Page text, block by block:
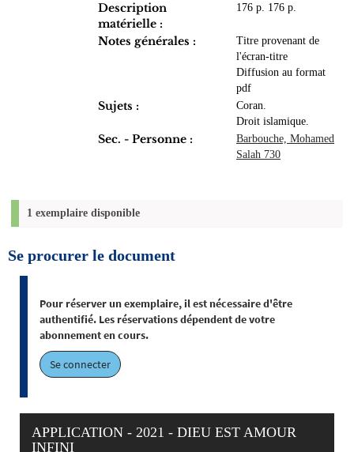
Description
matérielle :
176 p. 176 p.
Notes générales :
Titre provenant de
l'écran-titre
Diffusion au format
pdf
Sujets :
Coran.
Droit islamique.
Sec. - Personne :
Barbouche, Mohamed
Salah 730
1 exemplaire disponible
Se procurer le document
Pour réserver un exemplaire, il est nécessaire d'être
authentifié. Les réservations dépendent de votre
abonnement en cours.
Se connecter
APPLICATION - 2021 - DIEU EST AMOUR
INFINI